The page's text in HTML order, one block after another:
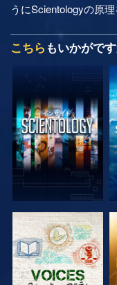
うにScientologyの原
こちら もいかがで
シリーズを探求